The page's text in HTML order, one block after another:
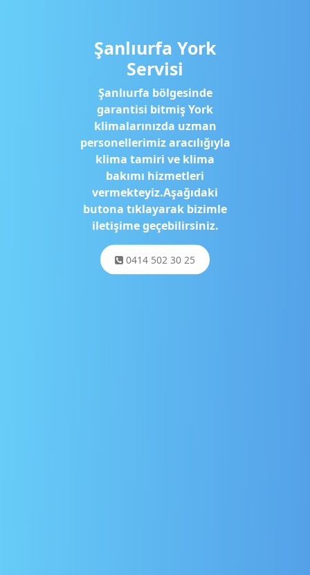
Şanlıurfa York
Servisi
Şanlıurfa bölgesinde
garantisi bitmiş York
klimalarınızda uzman
personellerimiz aracılığıyla
klima tamiri ve klima
bakımı hizmetleri
vermekteyiz.Aşağıdaki
butona tıklayarak bizimle
iletişime geçebilirsiniz.
0414 502 30 25